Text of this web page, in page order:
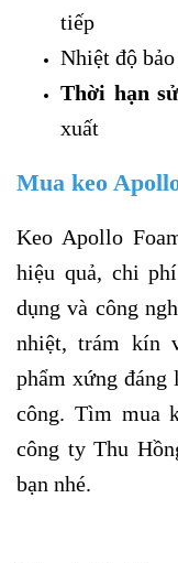
tiếp
Nhiệt độ
Thời hạn
xuất
Mua keo
Keo Apollo
hiệu quả, chi
dụng và công
nhiệt, trám kín
phẩm xứng đáng
công. Tìm mua
công ty Thu
bạn nhé.